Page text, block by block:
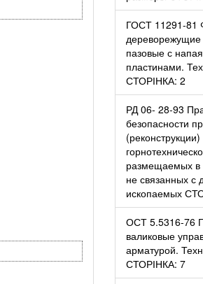
ГОСТ 11291-81
дереворежущие
пазовые с
пластинами.
СТОРІНКА: 2
РД 06- 28-93
безопасности
(реконструкции)
размещаемых в
не связанных с
ископаемых
ОСТ 5.5316-76
валиковые
арматурой.
СТОРІНКА: 7